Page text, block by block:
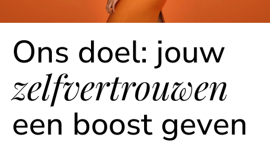
Ons doel: jouw
zelf­­vertrouwen
een boost geven